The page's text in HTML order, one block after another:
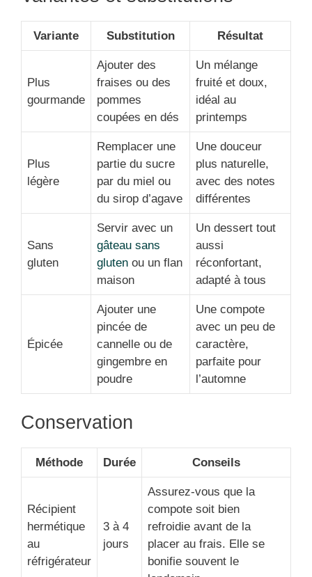
Variante Substitution Résultat
Plus
gourmande
Ajouter des
fraises ou des
pommes
coupées en dés
Un mélange
fruité et doux,
idéal au
printemps
Plus
légère
Remplacer une
partie du sucre
par du miel ou
du sirop d’agave
Une douceur
plus naturelle,
avec des notes
différentes
Sans
gluten
Servir avec un
gâteau sans
gluten ou un flan
maison
Un dessert tout
aussi
réconfortant,
adapté à tous
Épicée
Ajouter une
pincée de
cannelle ou de
gingembre en
poudre
Une compote
avec un peu de
caractère,
parfaite pour
l’automne
Conservation
Méthode Durée Conseils
Récipient
hermétique
au
réfrigérateur
3 à 4
jours
Assurez-vous que la
compote soit bien
refroidie avant de la
placer au frais. Elle se
bonifie souvent le